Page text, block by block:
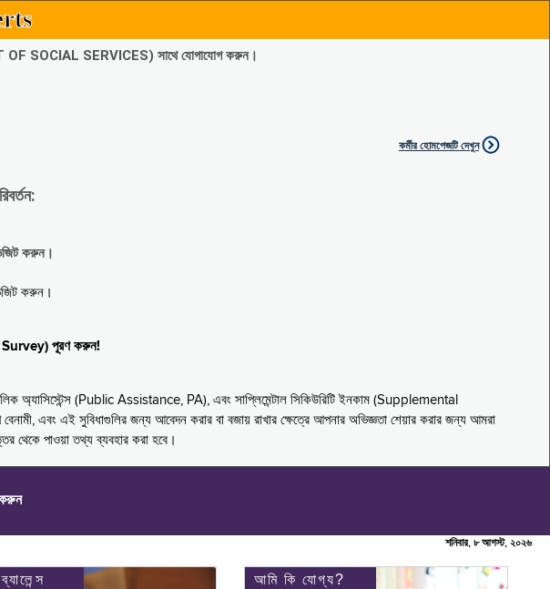
OF SOCIAL SERVICES) সাথে যোগাযোগ করুন।
কর্মীর হোমপেজটি দেখুন
করুন।
করুন।
Survey) পূরণ করুন!
অ্যাসিস্টেন্স (Public Assistance, PA), এবং সাপ্লিমেন্টাল সিকিউরিটি ইনকাম (Supplemental
এবং এই সুবিধাগুলির জন্য আবেদন করার বা বজায় রাখার ক্ষেত্রে আপনার অভিজ্ঞতা শেয়ার করার জন্য আমরা
থেকে পাওয়া তথ্য ব্যবহার করা হবে।
করুন
শনিবার, ৮ আগস্ট, ২০২৬
আমি কি যোগ্য?